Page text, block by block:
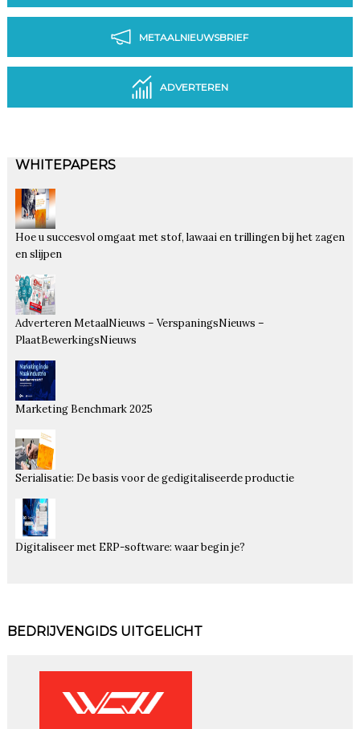
METAALNIEUWSBRIEF
ADVERTEREN
WHITEPAPERS
Hoe u succesvol omgaat met stof, lawaai en trillingen bij het zagen
en slijpen
Adverteren MetaalNieuws – VerspaningsNieuws –
PlaatBewerkingsNieuws
Marketing Benchmark 2025
Serialisatie: De basis voor de gedigitaliseerde productie
Digitaliseer met ERP-software: waar begin je?
BEDRIJVENGIDS UITGELICHT